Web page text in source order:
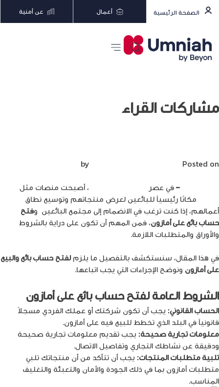
الصفحة الرئيسية أعمال عن أمنية
مشاركات القراء
Posted on
–في عصر
، أصبحت منصات مثل
مكانًا رئيسياً للبائعين لعرض منتجاتهم وتوسيع نطاق
أعمالهم، إذا كنت ترغب في الانضمام إلى مجتمع البائعين وفتح
حساب بائع على أمازون، فمن المهم أن تكون على دراية بالشروط
والأوراق والمتطلبات اللازمة.
في هذا المقال، سنستكشف بالتفصيل ما يلزملفتح حساب بائع والبيع
على أمازون ونوضح الإجراءات التي يجب اتباعها.
الشروط العامة لفتح حساب بائع على أمازون
الحساب القانوني: يجب أن تكون شركتك أو عملك الفردي مسجلاً
قانونياً في البلد الذي تخطط للبيع فيه على أمازون.
معلومات تجارية صحيحة: يجب تقديم معلومات تجارية صحيحة
ودقيقة عن نشاطك التجاري وتفاصيل الاتصال.
تلبية متطلبات المنتجات: يجب أن تتأكد من أن منتجاتك تلبي
متطلبات أمازون بما في ذلك الجودة والأمان والتعبئة والتغليف
المناسب.